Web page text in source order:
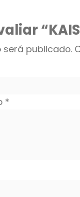
será publicado.
*